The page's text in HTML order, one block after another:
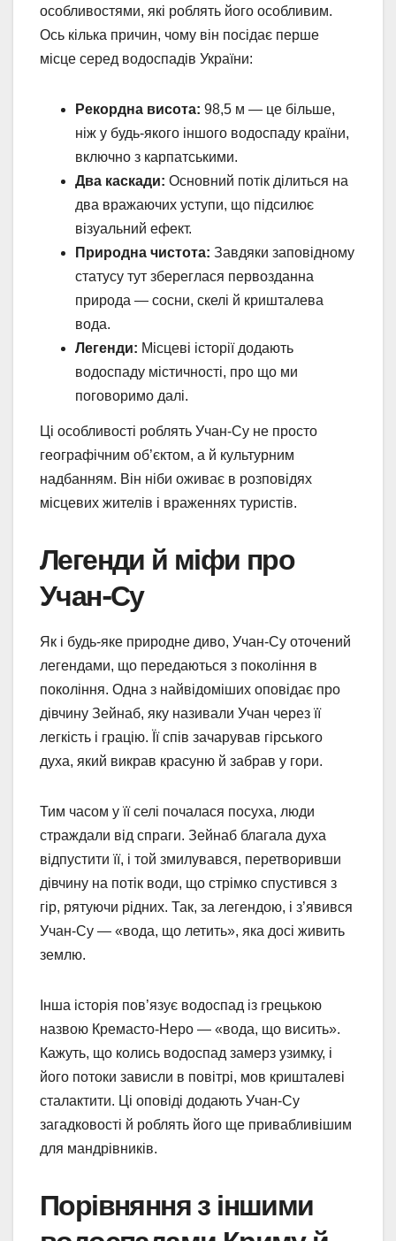
особливостями, які роблять його особливим.
Ось кілька причин, чому він посідає перше
місце серед водоспадів України:
Рекордна висота: 98,5 м — це більше,
ніж у будь-якого іншого водоспаду країни,
включно з карпатськими.
Два каскади: Основний потік ділиться на
два вражаючих уступи, що підсилює
візуальний ефект.
Природна чистота: Завдяки заповідному
статусу тут збереглася первозданна
природа — сосни, скелі й кришталева
вода.
Легенди: Місцеві історії додають
водоспаду містичності, про що ми
поговоримо далі.
Ці особливості роблять Учан-Су не просто
географічним об’єктом, а й культурним
надбанням. Він ніби оживає в розповідях
місцевих жителів і враженнях туристів.
Легенди й міфи про
Учан-Су
Як і будь-яке природне диво, Учан-Су оточений
легендами, що передаються з покоління в
покоління. Одна з найвідоміших оповідає про
дівчину Зейнаб, яку називали Учан через її
легкість і грацію. Її спів зачарував гірського
духа, який викрав красуню й забрав у гори.
Тим часом у її селі почалася посуха, люди
страждали від спраги. Зейнаб благала духа
відпустити її, і той змилувався, перетворивши
дівчину на потік води, що стрімко спустився з
гір, рятуючи рідних. Так, за легендою, і з’явився
Учан-Су — «вода, що летить», яка досі живить
землю.
Інша історія пов’язує водоспад із грецькою
назвою Кремасто-Неро — «вода, що висить».
Кажуть, що колись водоспад замерз узимку, і
його потоки зависли в повітрі, мов кришталеві
сталактити. Ці оповіді додають Учан-Су
загадковості й роблять його ще привабливішим
для мандрівників.
Порівняння з іншими